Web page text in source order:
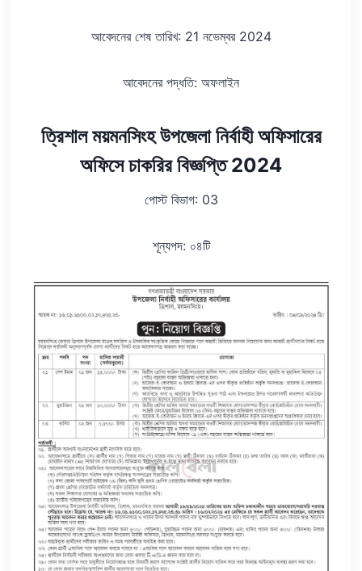
আবেদনের শেষ তারিখ: 21 নভেম্বর 2024
আবেদনের পদ্ধতি: অফলাইন
ত্রিশাল ময়মনসিংহ উপজেলা নির্বাহী অফিসারের
অফিসে চাকরির বিজ্ঞপ্তি 2024
পোস্ট বিভাগ: 03
শূন্যপদ: ০৪টি